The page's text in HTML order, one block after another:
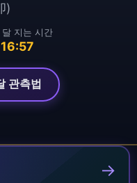
)
달 지는 시간
16:57
관측법
→